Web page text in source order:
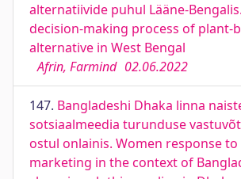
alternatiivide puhul Lääne-
decision-making process of plant-
alternative in West Bengal
Afrin, Farmind 02.06.2022
147. Bangladeshi Dhaka linna
sotsiaalmeedia turunduse
ostul onlainis. Women response to
marketing in the context of